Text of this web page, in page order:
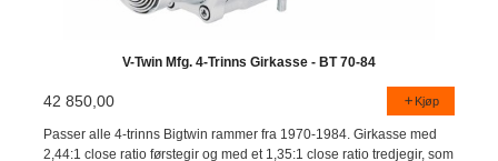
V-Twin Mfg. 4-Trinns Girkasse - BT 70-84
42 850,00 Kjøp
Passer alle 4-trinns Bigtwin rammer fra 1970-1984. Girkasse med
2,44:1 close ratio førstegir og med et 1,35:1 close ratio tredjegir, som